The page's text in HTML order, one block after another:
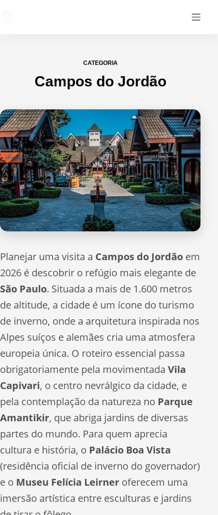
CATEGORIA
Campos do Jordão
Planejar uma visita a Campos do Jordão em
2026 é descobrir o refúgio mais elegante de
São Paulo. Situada a mais de 1.600 metros
de altitude, a cidade é um ícone do turismo
de inverno, onde a arquitetura inspirada nos
Alpes suíços e alemães cria uma atmosfera
europeia única. O roteiro essencial passa
obrigatoriamente pela movimentada Vila
Capivari, o centro nevrálgico da cidade, e
pela contemplação da natureza no Parque
Amantikir, que abriga jardins de diversas
partes do mundo. Para quem aprecia
cultura e história, o Palácio Boa Vista
(residência oficial de inverno do governador)
e o Museu Felícia Leirner oferecem uma
imersão artística entre esculturas e jardins